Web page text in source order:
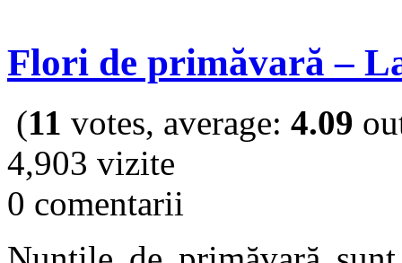
Flori de primăvară –
(11 votes, average: 4.09
4,903 vizite
0 comentarii